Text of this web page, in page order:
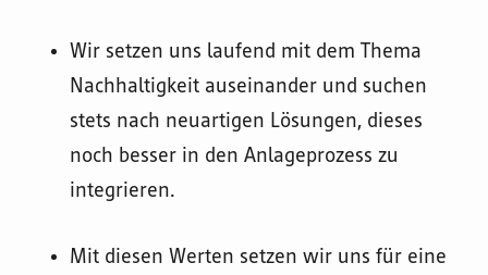
Wir setzen uns laufend mit dem Thema
Nachhaltigkeit auseinander und suchen
stets nach neuartigen Lösungen, dieses
noch besser in den Anlageprozess zu
integrieren.
Mit diesen Werten setzen wir uns für eine